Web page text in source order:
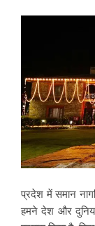
प्रदेश में समान
हमने देश और